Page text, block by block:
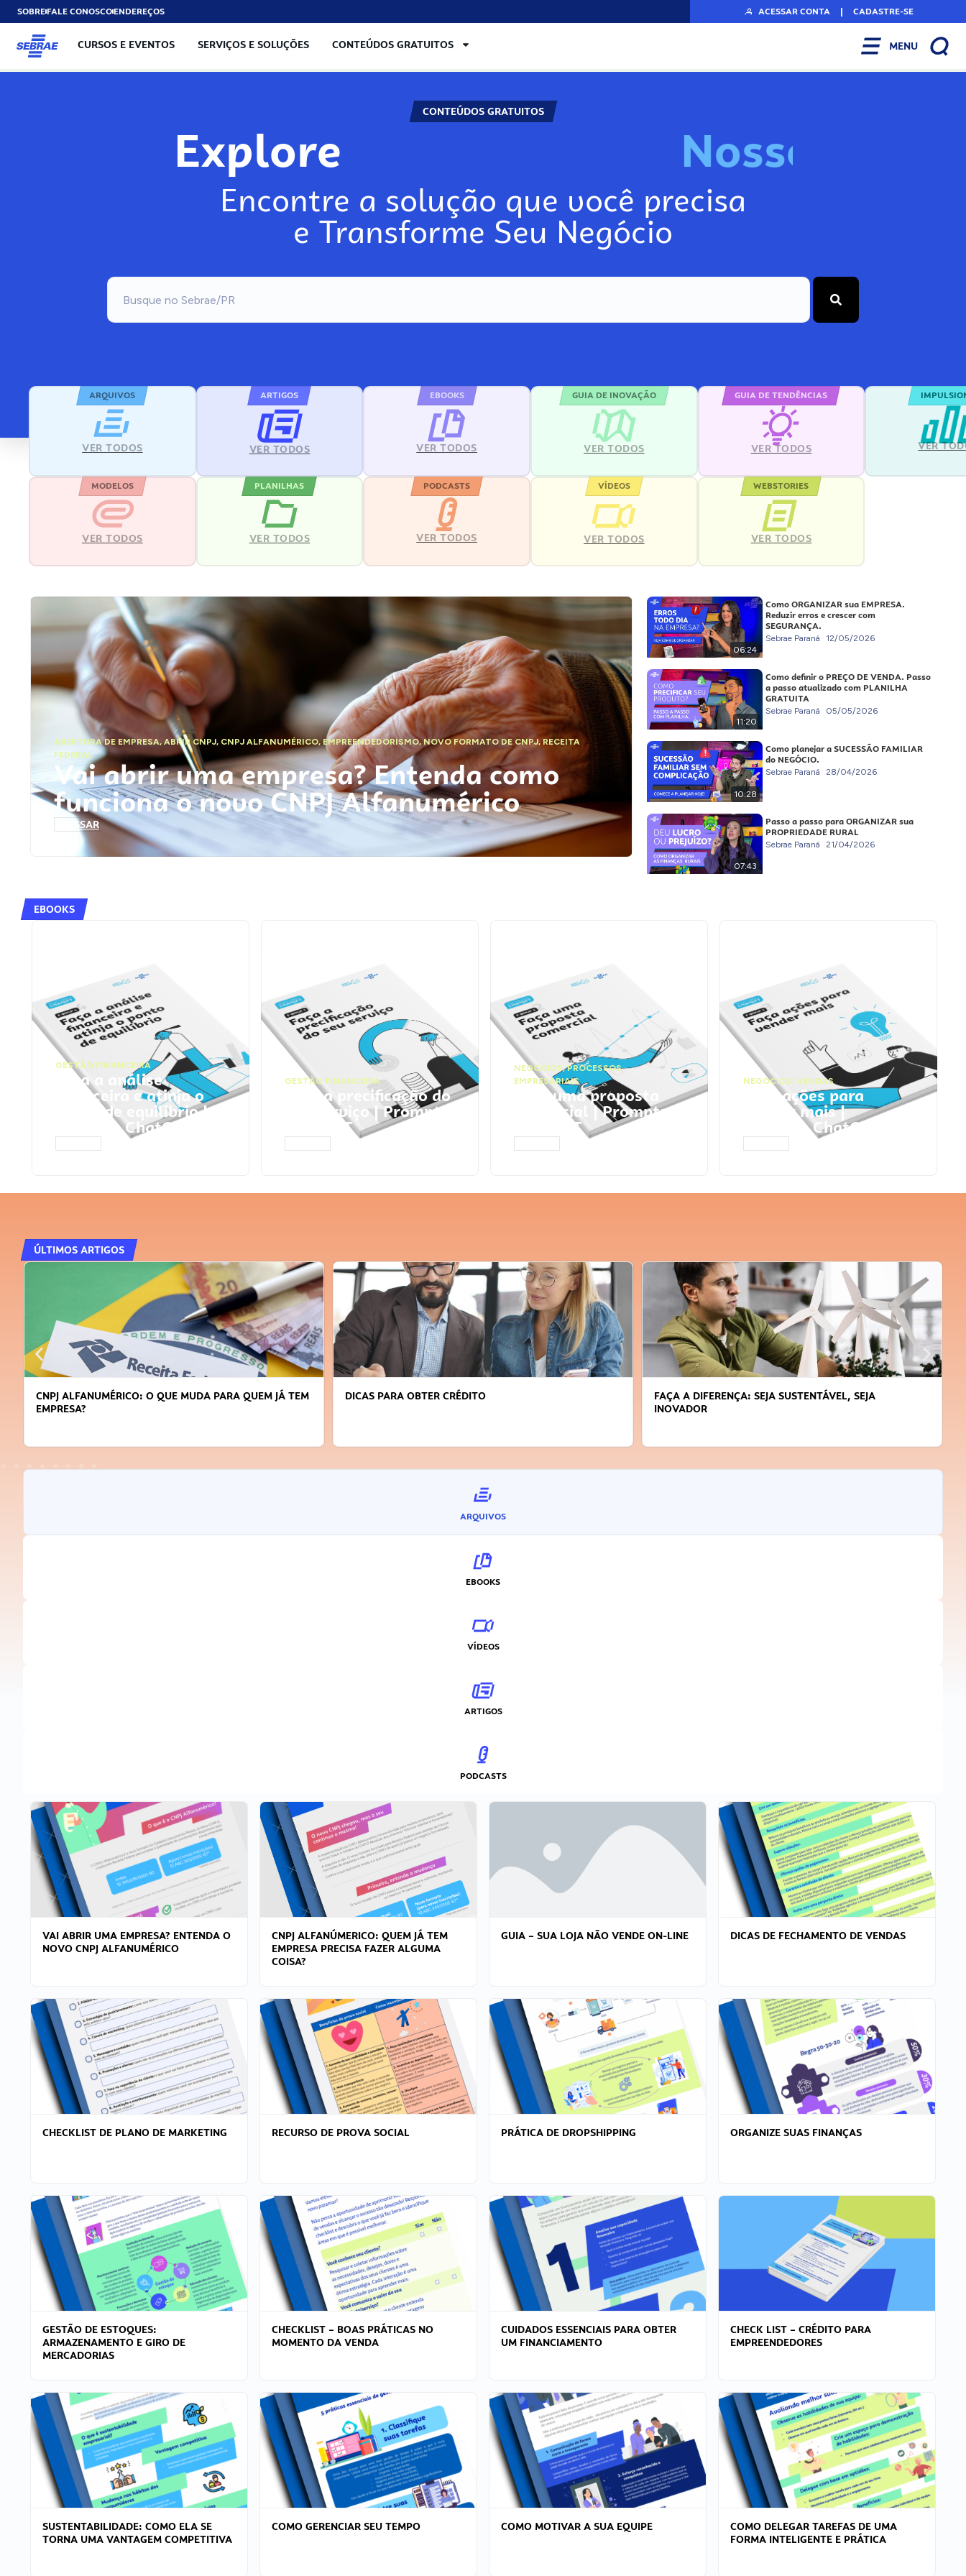
SOBREFALE CONOSCOENDEREÇOS ACESSAR CONTA | CADASTRE-SE
CURSOS E EVENTOS SERVIÇOS E SOLUÇÕES CONTEÚDOS GRATUITOS MENU
CONTEÚDOS GRATUITOS
Explore Nosso
Encontre a solução que você precisa
e Transforme Seu Negócio
ARQUIVOS
VER TODOS
ARTIGOS
VER TODOS
EBOOKS
VER TODOS
GUIA DE INOVAÇÃO
VER TODOS
GUIA DE TENDÊNCIAS
VER TODOS VER
MODELOS
VER TODOS
PLANILHAS
VER TODOS
PODCASTS
VER TODOS
VÍDEOS
VER TODOS
WEBSTORIES
VER TODOS
ABERTURA DE EMPRESA,ABRIR CNPJ, CNPJ ALFANUMÉRICO, EMPREENDEDORISMO,NOVO FORMATO DE CNPJ,RECEITA
FEDERAL
Vai abrir uma empresa? Entenda como
funciona o novo CNPJ Alfanumérico
ACESSAR
06:24
Como ORGANIZAR sua EMPRESA.
Reduzir erros e crescer com
SEGURANÇA.
Sebrae Paraná 12/05/2026
11:20
Como definir o PREÇO DE VENDA. Passo
a passo atualizado com PLANILHA
GRATUITA
Sebrae Paraná 05/05/2026
10:28
Como planejar a SUCESSÃO FAMILIAR
do NEGÓCIO.
Sebrae Paraná 28/04/2026
07:43
Passo a passo para ORGANIZAR sua
PROPRIEDADE RURAL
Sebrae Paraná 21/04/2026
EBOOKS
GESTÃO FINANCEIRA
Faça a análise
financeira e atinja o
ponto de equilíbrio |
Prompts ChatGPT
GESTÃO FINANCEIRA
Faça a precificação do
seu serviço | Prompts
ChatGPT
NEGÓCIOS,PROCESSOS
EMPRESARIAIS
Faça uma proposta
comercial | Prompts
ChatGPT
NEGÓCIOS, VENDAS
Faça ações para
vender mais |
Prompts ChatGPT
ÚLTIMOS ARTIGOS
CNPJ ALFANUMÉRICO: O QUE MUDA PARA QUEM JÁ TEM
EMPRESA?
DICAS PARA OBTER CRÉDITO
FAÇA A DIFERENÇA: SEJA SUSTENTÁVEL, SEJA
INOVADOR
ARQUIVOS
EBOOKS
VÍDEOS
ARTIGOS
PODCASTS
VAI ABRIR UMA EMPRESA? ENTENDA O
NOVO CNPJ ALFANUMÉRICO
CNPJ ALFANÚMERICO: QUEM JÁ TEM
EMPRESA PRECISA FAZER ALGUMA
COISA?
GUIA – SUA LOJA NÃO VENDE ON-LINE DICAS DE FECHAMENTO DE VENDAS
CHECKLIST DE PLANO DE MARKETING RECURSO DE PROVA SOCIAL PRÁTICA DE DROPSHIPPING ORGANIZE SUAS FINANÇAS
GESTÃO DE ESTOQUES:
ARMAZENAMENTO E GIRO DE
MERCADORIAS
CHECKLIST – BOAS PRÁTICAS NO
MOMENTO DA VENDA
CUIDADOS ESSENCIAIS PARA OBTER
UM FINANCIAMENTO
CHECK LIST – CRÉDITO PARA
EMPREENDEDORES
SUSTENTABILIDADE: COMO ELA SE
TORNA UMA VANTAGEM COMPETITIVA
COMO GERENCIAR SEU TEMPO COMO MOTIVAR A SUA EQUIPE
COMO DELEGAR TAREFAS DE UMA
FORMA INTELIGENTE E PRÁTICA